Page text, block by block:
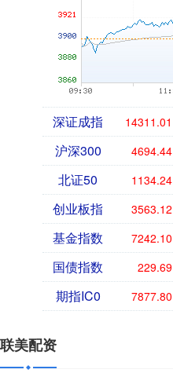
深证成指 14311.01
沪深300 4694.44
北证50 1134.24
创业板指 3563.12
基金指数 7242.10
国债指数 229.69
期指IC0 7877.80
联美配资